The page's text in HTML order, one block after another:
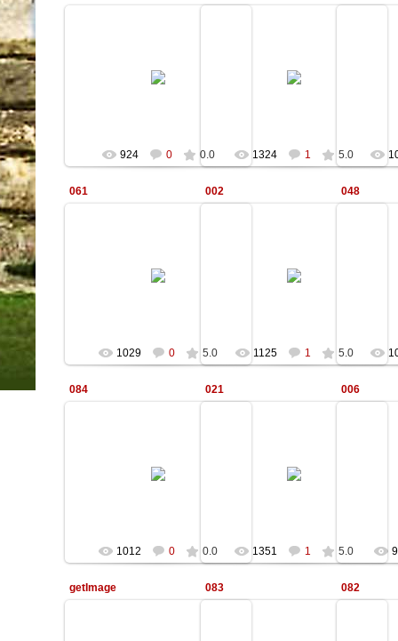
Всего две кнопки!
И много приятных воспоминаний!
924 0 0.0 1324 1 5.0
061
1029 0 5.0
002
1125 1 5.0
048
084
1012 0 0.0
021
1351 1 5.0
006
getImage 083 082